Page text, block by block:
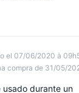
el 07/06/2020 à
compra de 31/05/
usado durante un